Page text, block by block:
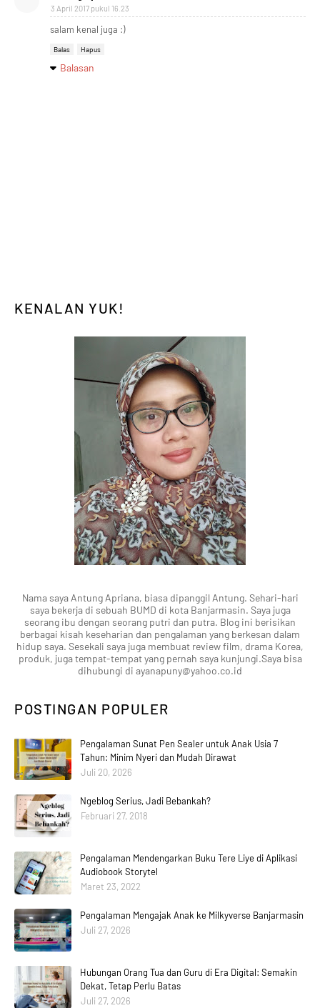
3 April 2017 pukul 16.23
salam kenal juga :)
Balas Hapus
Balasan
KENALAN YUK!
Nama saya Antung Apriana, biasa dipanggil Antung. Sehari-hari
saya bekerja di sebuah BUMD di kota Banjarmasin. Saya juga
seorang ibu dengan seorang putri dan putra. Blog ini berisikan
berbagai kisah keseharian dan pengalaman yang berkesan dalam
hidup saya. Sesekali saya juga membuat review film, drama Korea,
produk, juga tempat-tempat yang pernah saya kunjungi.Saya bisa
dihubungi di ayanapuny@yahoo.co.id
POSTINGAN POPULER
Pengalaman Sunat Pen Sealer untuk Anak Usia 7
Tahun: Minim Nyeri dan Mudah Dirawat
Juli 20, 2026
Ngeblog Serius, Jadi Bebankah?
Februari 27, 2018
Pengalaman Mendengarkan Buku Tere Liye di Aplikasi
Audiobook Storytel
Maret 23, 2022
Pengalaman Mengajak Anak ke Milkyverse Banjarmasin
Juli 27, 2026
Hubungan Orang Tua dan Guru di Era Digital: Semakin
Dekat, Tetap Perlu Batas
Juli 27, 2026